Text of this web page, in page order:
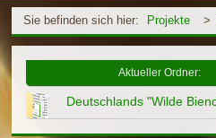
Sie befinden sich hier: Projekte >
Aktueller Ordner:
Deutschlands "Wilde